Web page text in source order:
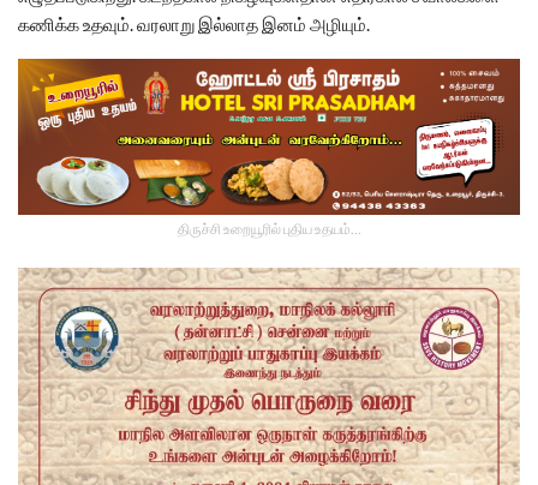
கணிக்க உதவும். வரலாறு இல்லாத இனம் அழியும்.
திருச்சி உறையூரில் புதிய உதயம்...